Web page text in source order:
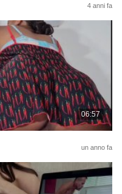
4 anni fa
06:57
un anno fa